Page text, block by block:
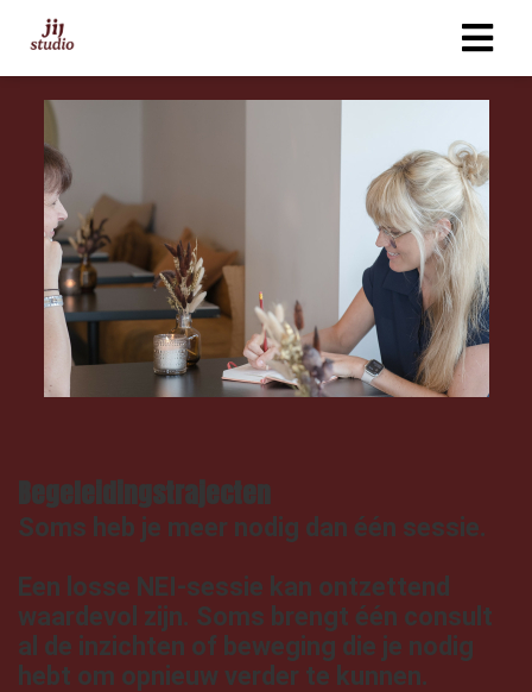
Begeleidingstrajecten
Soms heb je meer nodig dan één sessie.
Een losse NEI-sessie kan ontzettend
waardevol zijn. Soms brengt één consult
al de inzichten of beweging die je nodig
hebt om opnieuw verder te kunnen.